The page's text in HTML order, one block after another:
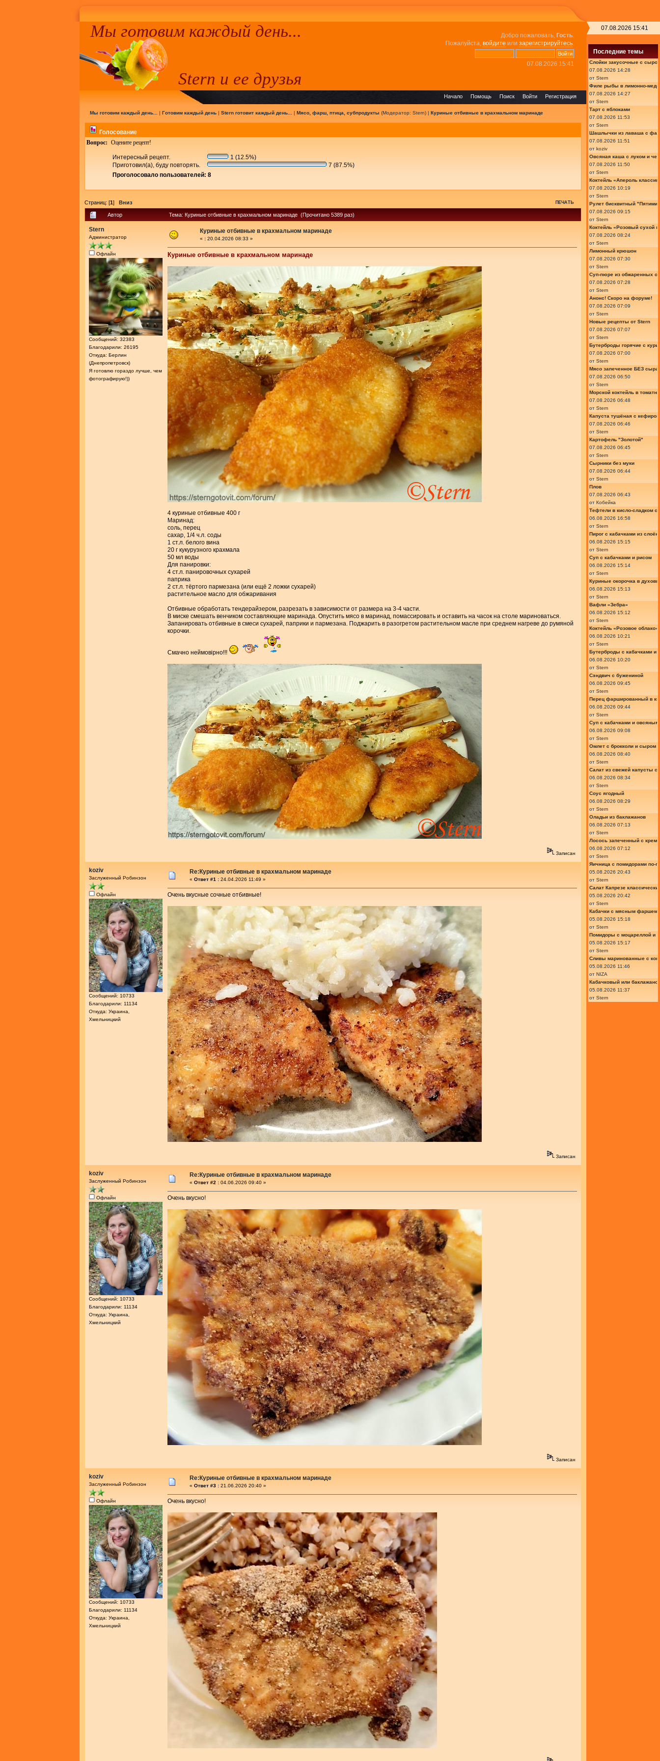
Добро пожаловать, Гость.
Пожалуйста, войдите или зарегистрируйтесь.
07.08.2026 15:41
Мы готовим каждый день...
Stern и ее друзья
Регистрация
Войти
Поиск
Помощь
Начало
Мы готовим каждый день... | Готовим каждый день| Stern готовит каждый день... | Мясо, фарш, птица, субпродукты (Модератор: Stern) | Куриные отбивные в крахмальном маринаде
Голосование
Вопрос: Оцените рецепт!
Интересный рецепт.
1 (12.5%)
Приготовил(а), буду повторять.
7 (87.5%)
Проголосовало пользователей: 8
Страниц: [1] Вниз ПЕЧАТЬ
Автор Тема: Куриные отбивные в крахмальном маринаде (Прочитано 5389 раз)
Stern
Администратор
Офлайн
Сообщений: 32383
Благодарили: 26195
Откуда: Берлин
(Днепропетровск)
Я готовлю гораздо лучше, чем
фотографирую!))
Куриные отбивные в крахмальном маринаде
« : 20.04.2026 08:33 »
Куриные отбивные в крахмальном маринаде
4 куриные отбивные 400 г
Маринад:
соль, перец
сахар, 1/4 ч.л. соды
1 ст.л. белого вина
20 г кукурузного крахмала
50 мл воды
Для панировки:
4 ст.л. панировочных сухарей
паприка
2 ст.л. тёртого пармезана (или ещё 2 ложки сухарей)
растительное масло для обжаривания
Отбивные обработать тендерайзером, разрезать в зависимости от размера на 3-4 части.
В миске смешать венчиком составляющие маринада. Опустить мясо в маринад, помассировать и оставить на часок на столе мариноваться.
Запанировать отбивные в смеси сухарей, паприки и пармезана. Поджарить в разогретом растительном масле при среднем нагреве до румяной
корочки.
Смачно неймовірно!!!
Записан
koziv
Заслуженный Робинзон
Офлайн
Сообщений: 10733
Благодарили: 11134
Откуда: Украина,
Хмельницкий
Re:Куриные отбивные в крахмальном маринаде
« Ответ #1 : 24.04.2026 11:49 »
Очень вкусные сочные отбивные!
Записан
koziv
Заслуженный Робинзон
Офлайн
Сообщений: 10733
Благодарили: 11134
Откуда: Украина,
Хмельницкий
Re:Куриные отбивные в крахмальном маринаде
« Ответ #2 : 04.06.2026 09:40 »
Очень вкусно!
Записан
koziv
Заслуженный Робинзон
Офлайн
Сообщений: 10733
Благодарили: 11134
Откуда: Украина,
Хмельницкий
Re:Куриные отбивные в крахмальном маринаде
« Ответ #3 : 21.06.2026 20:40 »
Очень вкусно!
07.08.2026 15:41
Последние темы
Слойки закусочные с
07.08.2026 14:28
от Stern
Филе рыбы в лимонно-
07.08.2026 14:27
от Stern
Тарт с яблоками
07.08.2026 11:53
от Stern
Шашлычки из лаваша с
07.08.2026 11:51
от koziv
Овсяная каша с луком и
07.08.2026 11:50
от Stern
Коктейль «Апероль
07.08.2026 10:19
от Stern
Рулет бисквитный
07.08.2026 09:15
от Stern
Коктейль «Розовый сухой
07.08.2026 08:24
от Stern
Лимонный крюшон
07.08.2026 07:30
от Stern
Суп-пюре из обжаренных
07.08.2026 07:28
от Stern
Анонс! Скоро на форуме!
07.08.2026 07:09
от Stern
Новые рецепты от Stern
07.08.2026 07:07
от Stern
Бутерброды горячие с
07.08.2026 07:00
от Stern
Мясо запеченное БЕЗ сыра
07.08.2026 06:50
от Stern
Морской коктейль в
07.08.2026 06:48
от Stern
Капуста тушёная с кефиром
07.08.2026 06:46
от Stern
Картофель "Золотой"
07.08.2026 06:45
от Stern
Сырники без муки
07.08.2026 06:44
от Stern
Плов
07.08.2026 06:43
от Кобейка
Тефтели в кисло-сладком
06.08.2026 16:58
от Stern
Пирог с кабачками из
06.08.2026 15:15
от Stern
Суп с кабачками и рисом
06.08.2026 15:14
от Stern
Куриные окорочка в
06.08.2026 15:13
от Stern
Вафли «Зебра»
06.08.2026 15:12
от Stern
Коктейль «Розовое
06.08.2026 10:21
от Stern
Бутерброды с кабачками и
06.08.2026 10:20
от Stern
Сэндвич с бужениной
06.08.2026 09:45
от Stern
Перец фаршированный в
06.08.2026 09:44
от Stern
Суп с кабачками и
06.08.2026 09:08
от Stern
Омлет с брокколи и сыром
06.08.2026 08:40
от Stern
Салат из свежей капусты
06.08.2026 08:34
от Stern
Соус ягодный
06.08.2026 08:29
от Stern
Оладьи из баклажанов
06.08.2026 07:13
от Stern
Лосось запеченный с
06.08.2026 07:12
от Stern
Яичница с помидорами по-
05.08.2026 20:43
от Stern
Салат Капрезе
05.08.2026 20:42
от Stern
Кабачки с мясным фаршем
05.08.2026 15:18
от Stern
Помидоры с моцареллой и
05.08.2026 15:17
от Stern
Сливы маринованные с
05.08.2026 11:46
от NIZA
Кабачковый или
05.08.2026 11:37
от Stern